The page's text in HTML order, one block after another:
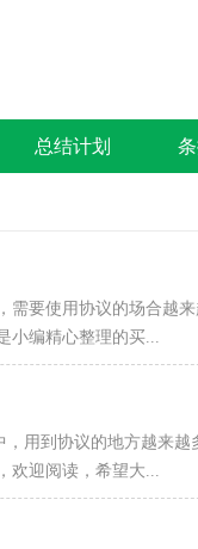
总结计划
需要使用协议的场合越
小编精心整理的买...
用到协议的地方越来
欢迎阅读，希望大...